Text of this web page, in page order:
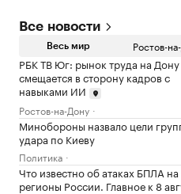
Все новости
Весь мир Ростов-
РБК ТВ Юг: рынок труда на Дону
смещается в сторону кадров с
навыками ИИ
Ростов-на-Дону
Минобороны назвало цели
удара по Киеву
Политика
Что известно об атаках БПЛА на
регионы России. Главное к 8